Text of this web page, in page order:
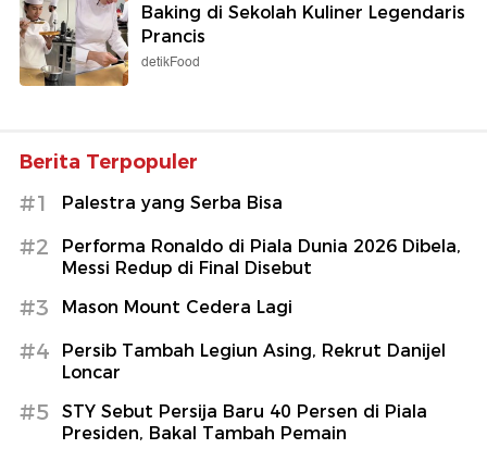
Baking di Sekolah Kuliner Legendaris
Prancis
detikFood
Berita Terpopuler
#1 Palestra yang Serba Bisa
#2
Performa Ronaldo di Piala Dunia 2026 Dibela,
Messi Redup di Final Disebut
#3 Mason Mount Cedera Lagi
#4
Persib Tambah Legiun Asing, Rekrut Danijel
Loncar
#5
STY Sebut Persija Baru 40 Persen di Piala
Presiden, Bakal Tambah Pemain